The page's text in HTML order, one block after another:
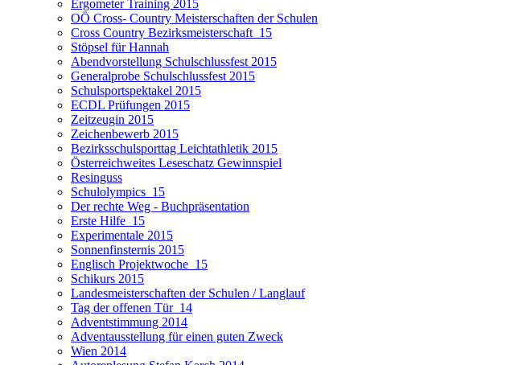
Ergometer Training 2015
OÖ Cross- Country Meisterschaften der Schulen
Cross Country Bezirksmeisterschaft_15
Stöpsel für Hannah
Abendvorstellung Schulschlussfest 2015
Generalprobe Schulschlussfest 2015
Schulsportspektakel 2015
ECDL Prüfungen 2015
Zeitzeugin 2015
Zeichenbewerb 2015
Bezirksschulsporttag Leichtathletik 2015
Österreichweites Leseschatz Gewinnspiel
Resinguss
Schulolympics_15
Der rechte Weg - Buchpräsentation
Erste Hilfe_15
Experimentale 2015
Sonnenfinsternis 2015
Englisch Projektwoche_15
Schikurs 2015
Landesmeisterschaften der Schulen / Langlauf
Tag der offenen Tür_14
Adventstimmung 2014
Adventausstellung für einen guten Zweck
Wien 2014